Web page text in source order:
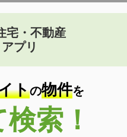
宅・不動産
アプリ
トの物件を
索！